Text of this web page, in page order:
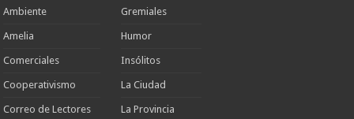
Ambiente
Amelia
Comerciales
Cooperativismo
Correo de Lectores
Gremiales
Humor
Insólitos
La Ciudad
La Provincia